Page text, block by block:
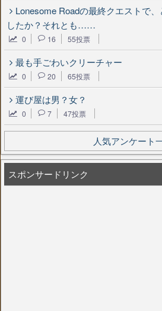
Lonesome Roadの最終クエストで
したか？それとも……
0 16 55投票
最も手ごわいクリーチャー
0 20 65投票
運び屋は男？女？
0 7 47投票
人気アンケート
スポンサードリンク